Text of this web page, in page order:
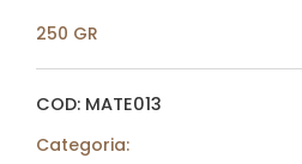
250 GR
COD: MATE013
Categoria: